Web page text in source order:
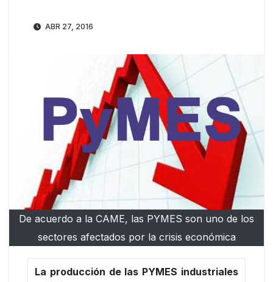
ABR 27, 2016
De acuerdo a la CAME, las PYMES son uno de los
sectores afectados por la crisis económica
La producción de las PYMES industriales